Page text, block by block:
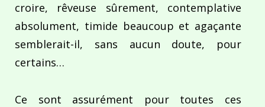
croire, rêveuse sûrement, contemplative
absolument, timide beaucoup et agaçante
semblerait-il, sans aucun doute, pour
certains…
Ce sont assurément pour toutes ces